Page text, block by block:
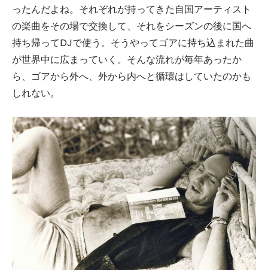
ったんだよね。それぞれが持ってきた自国アーティスト
の楽曲をその場で交換して、それをシーズンの後に国へ
持ち帰ってDJで使う。そうやってゴアに持ち込まれた曲
が世界中に広まっていく。そんな流れが毎年あったか
ら、ゴアから外へ、外から内へと循環はしていたのかも
しれない。